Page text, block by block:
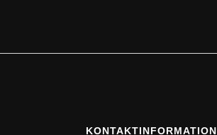
KONTAKTINFORMATION